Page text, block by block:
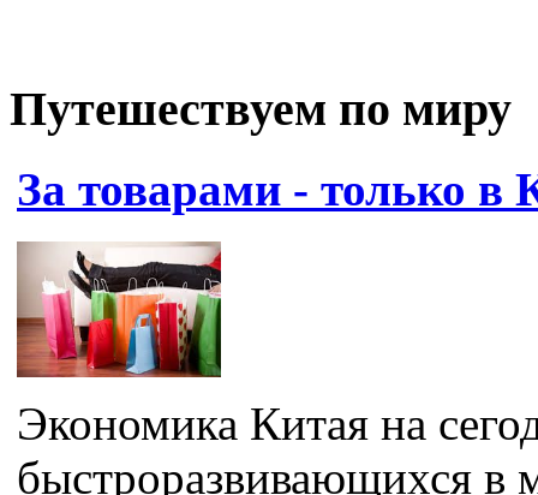
Путешествуем по миру
За товарами - только в
Экономика Китая на
быстроразвивающихся в